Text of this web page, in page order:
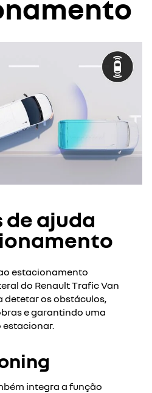
ajuda
estacionamento
do Renault Trafic Van
detetar os obstáculos,
e garantindo uma
estacionar.
integra a função